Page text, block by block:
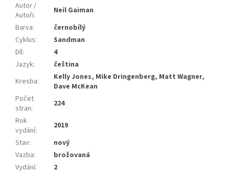
Autor /
Autoři:
Neil Gaiman
Barva:
černobílý
Cyklus:
Sandman
Díl:
4
Jazyk:
čeština
Kresba:
Kelly Jones, Mike Dringenberg, Matt Wagner,
Dave McKean
Počet
stran:
224
Rok
vydání:
2019
Stav:
nový
Vazba:
brožovaná
Vydání: 2